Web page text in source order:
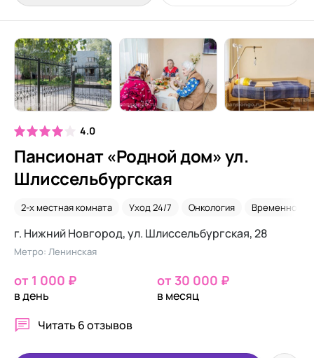
4.0
Пансионат «Родной дом» ул.
Шлиссельбургская
2-х местная комната Уход 24/7 Онкология Временное
г. Нижний Новгород, ул. Шлиссельбургская, 28
Метро: Ленинская
от 1 000 ₽
в день
от 30 000 ₽
в месяц
Читать 6 отзывов